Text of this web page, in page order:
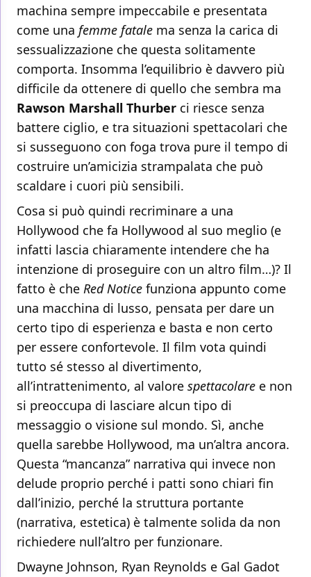
machina sempre impeccabile e presentata
come una femme fatale ma senza la carica di
sessualizzazione che questa solitamente
comporta. Insomma l’equilibrio è davvero più
difficile da ottenere di quello che sembra ma
Rawson Marshall Thurber ci riesce senza
battere ciglio, e tra situazioni spettacolari che
si susseguono con foga trova pure il tempo di
costruire un’amicizia strampalata che può
scaldare i cuori più sensibili.
Cosa si può quindi recriminare a una
Hollywood che fa Hollywood al suo meglio (e
infatti lascia chiaramente intendere che ha
intenzione di proseguire con un altro film…)? Il
fatto è che Red Notice funziona appunto come
una macchina di lusso, pensata per dare un
certo tipo di esperienza e basta e non certo
per essere confortevole. Il film vota quindi
tutto sé stesso al divertimento,
all’intrattenimento, al valore spettacolare e non
si preoccupa di lasciare alcun tipo di
messaggio o visione sul mondo. Sì, anche
quella sarebbe Hollywood, ma un’altra ancora.
Questa “mancanza” narrativa qui invece non
delude proprio perché i patti sono chiari fin
dall’inizio, perché la struttura portante
(narrativa, estetica) è talmente solida da non
richiedere null’altro per funzionare.
Dwayne Johnson, Ryan Reynolds e Gal Gadot